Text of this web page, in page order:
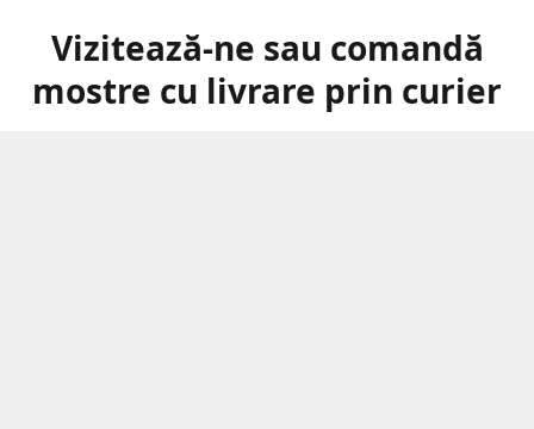
Vizitează-ne sau comandă
mostre cu livrare prin curier